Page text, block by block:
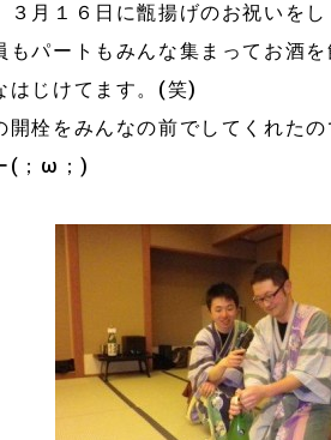
３月１６日に甑揚げのお祝いを
もパートもみんな集まってお酒
はじけてます。(笑)
開栓をみんなの前でしてくれた
(；ω；)